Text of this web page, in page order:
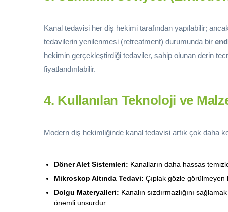
Kanal tedavisi her diş hekimi tarafından yapılabilir;
tedavilerin yenilenmesi (retreatment) durumunda bir
hekimin gerçekleştirdiği tedaviler, sahip olunan derin
fiyatlandırılabilir.
4. Kullanılan Teknoloji ve
Modern diş hekimliğinde kanal tedavisi artık çok daha
Döner Alet Sistemleri: Kanalların daha hassas
Mikroskop Altında Tedavi: Çıplak gözle görülmeyen
Dolgu Materyalleri: Kanalın sızdırmazlığını
önemli unsurdur.